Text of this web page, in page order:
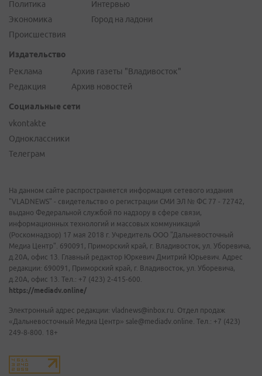
Политика
Экономика
Происшествия
Интервью
Город на ладони
Издательство
Реклама
Редакция
Архив газеты "Владивосток"
Архив новостей
Социальные сети
vkontakte
Одноклассники
Телеграм
На данном сайте распространяется информация сетевого издания
"VLADNEWS" - свидетельство о регистрации СМИ ЭЛ № ФС 77 - 72742,
выдано Федеральной службой по надзору в сфере связи,
информационных технологий и массовых коммуникаций
(Роскомнадзор) 17 мая 2018 г. Учредитель ООО "Дальневосточный
Медиа Центр". 690091, Приморский край, г. Владивосток, ул. Уборевича,
д.20А, офис 13. Главный редактор Юркевич Дмитрий Юрьевич. Адрес
редакции: 690091, Приморский край, г. Владивосток, ул. Уборевича,
д.20А, офис 13. Тел.: +7 (423) 2-415-600.
https://mediadv.online/
Электронный адрес редакции: vladnews@inbox.ru. Отдел продаж
«Дальневосточный Медиа Центр» sale@mediadv.online. Тел.: +7 (423)
249-8-800. 18+